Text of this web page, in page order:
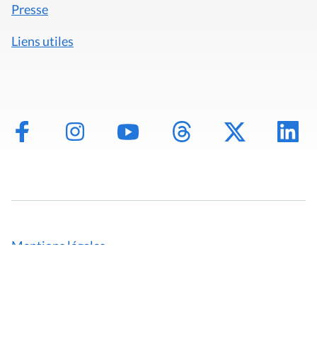
Presse
Liens utiles
Mentions légales